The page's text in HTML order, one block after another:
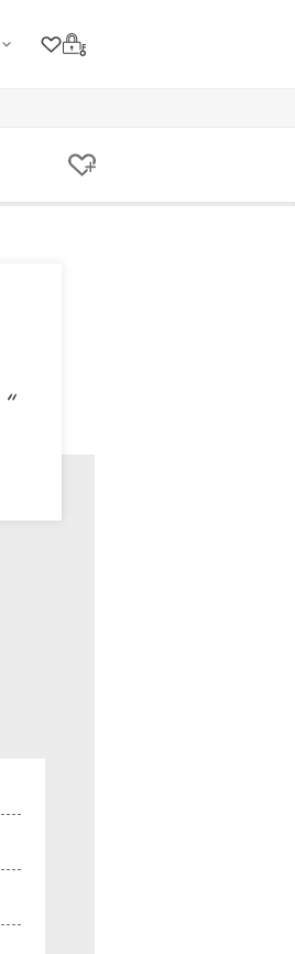
クリップリスト
ログイン
クリップする